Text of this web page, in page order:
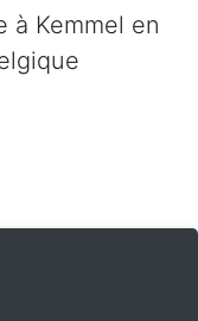
à Kemmel en